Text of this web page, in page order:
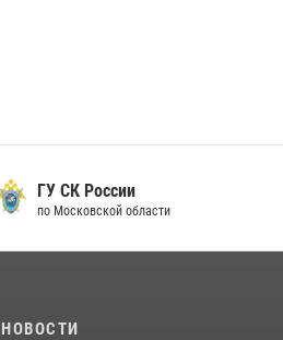
ГУ СК России
по Московской области
НОВОСТИ